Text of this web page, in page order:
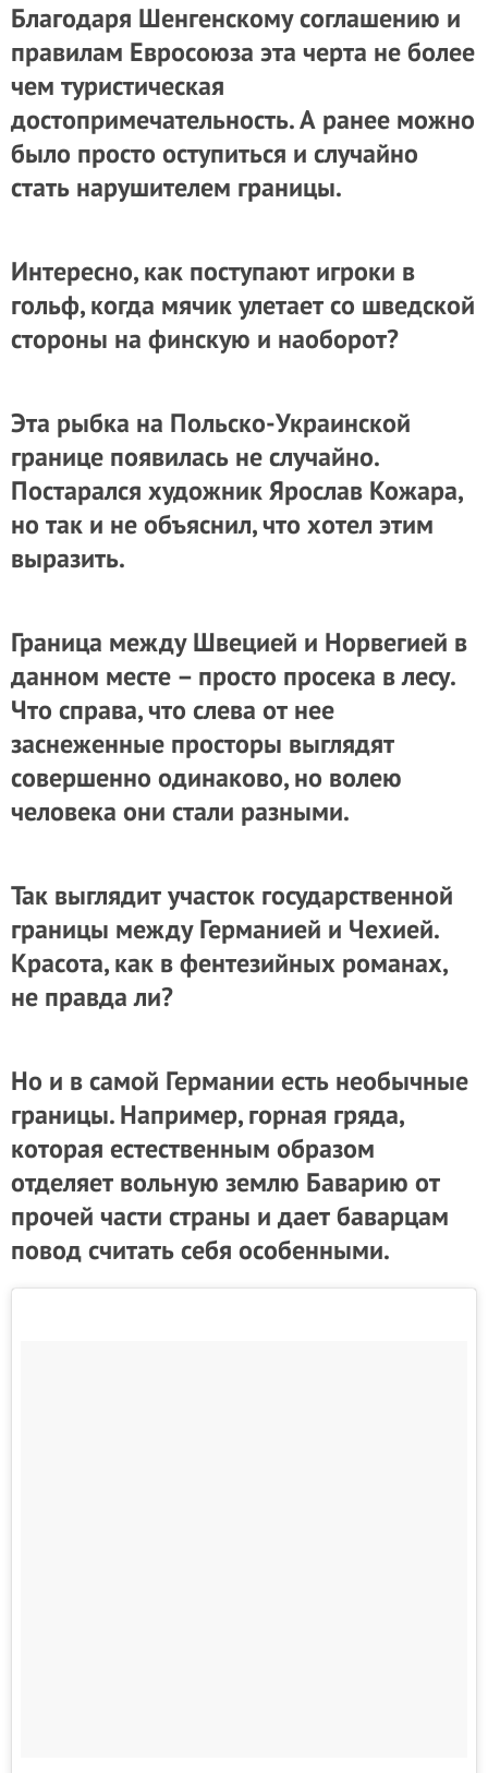
Благодаря Шенгенскому соглашению и
правилам Евросоюза эта черта не более
чем туристическая
достопримечательность. А ранее можно
было просто оступиться и случайно
стать нарушителем границы.
Интересно, как поступают игроки в
гольф, когда мячик улетает со шведской
стороны на финскую и наоборот?
Эта рыбка на Польско-Украинской
границе появилась не случайно.
Постарался художник Ярослав Кожара,
но так и не объяснил, что хотел этим
выразить.
Граница между Швецией и Норвегией в
данном месте – просто просека в лесу.
Что справа, что слева от нее
заснеженные просторы выглядят
совершенно одинаково, но волею
человека они стали разными.
Так выглядит участок государственной
границы между Германией и Чехией.
Красота, как в фентезийных романах,
не правда ли?
Но и в самой Германии есть необычные
границы. Например, горная гряда,
которая естественным образом
отделяет вольную землю Баварию от
прочей части страны и дает баварцам
повод считать себя особенными.